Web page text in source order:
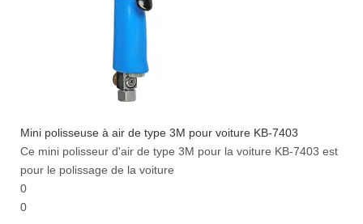
Mini polisseuse à air de type 3M pour voiture KB-7403
Ce mini polisseur d'air de type 3M pour la voiture KB-7403 est
pour le polissage de la voiture
0
0